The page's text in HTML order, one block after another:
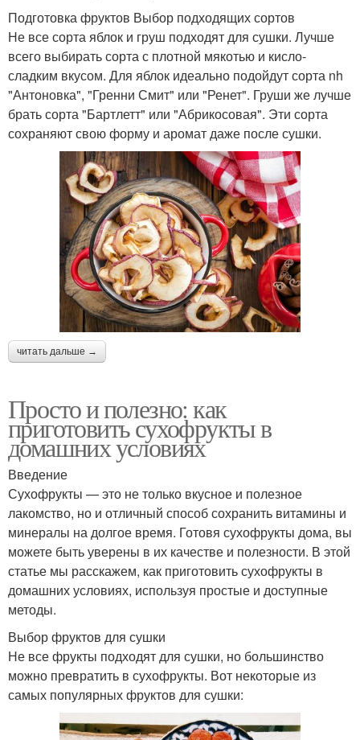
Подготовка фруктов Выбор подходящих сортов
Не все сорта яблок и груш подходят для сушки. Лучше
всего выбирать сорта с плотной мякотью и кисло-
сладким вкусом. Для яблок идеально подойдут сорта nh
"Антоновка", "Гренни Смит" или "Ренет". Груши же лучше
брать сорта "Бартлетт" или "Абрикосовая". Эти сорта
сохраняют свою форму и аромат даже после сушки.
читать дальше →
Просто и полезно: как
приготовить сухофрукты в
домашних условиях
Введение
Сухофрукты — это не только вкусное и полезное
лакомство, но и отличный способ сохранить витамины и
минералы на долгое время. Готовя сухофрукты дома, вы
можете быть уверены в их качестве и полезности. В этой
статье мы расскажем, как приготовить сухофрукты в
домашних условиях, используя простые и доступные
методы.
Выбор фруктов для сушки
Не все фрукты подходят для сушки, но большинство
можно превратить в сухофрукты. Вот некоторые из
самых популярных фруктов для сушки: